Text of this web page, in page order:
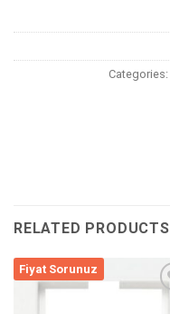
Categories:
RELATED PRODUCTS
Fiyat Sorunuz